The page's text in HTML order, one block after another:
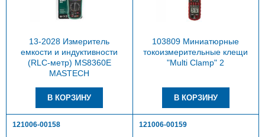
13-2028 Измеритель
емкости и индуктивности
(RLC-метр) MS8360E
MASTECH
103809 Миниатюрные
токоизмерительные клещи
"Multi Clamp" 2
121006-00158 121006-00159